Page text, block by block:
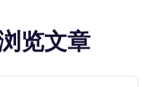
览文章